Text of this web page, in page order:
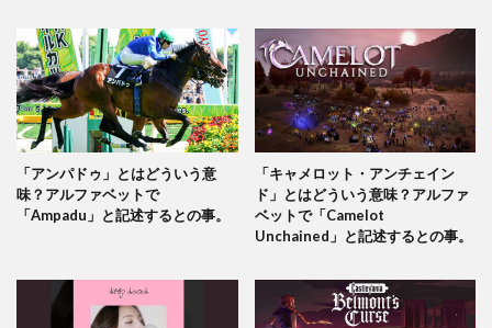
「アンパドゥ」とはどういう意
味？アルファベットで
「Ampadu」と記述するとの事。
「キャメロット・アンチェイン
ド」とはどういう意味？アルファ
ベットで「Camelot
Unchained」と記述するとの事。